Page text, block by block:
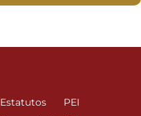
Estatutos
PEI